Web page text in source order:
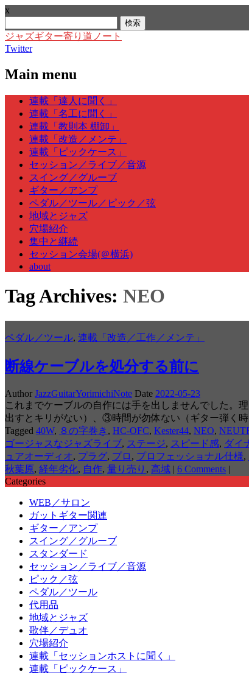
x
索:
ジャズギター寄り道ノート
Twitter
Main menu
Skip
content
連載「達人に聞く」
連載「名工に聞く」
連載「教則本 棚卸」
連載「改造／メンテ」
連載「ピックケース」
セッション／ライブ／音源
スイング／グルーブ
ギター／アンプ
ペダル／ツール／ピック／弦
地域とジャズ
穴場紹介
集中と継続
セッション会場(＠横浜)
about
Tag Archives: NEO
ペダル／ツール, 連載「改造／工作／メンテ」
断線ケーブルを処分する前に
Author JazzGuitarYorimichiNote Date 2022-05-23
これまでケーブルの自作には手を出しませんでした。
出すとキリがない）、③時間が勿体ない（ギター弾く時
Tagged 40W, ８の字巻き , HC-OFC, Kester44, NEO,
ゴージャスなジャズライブ, ステージ, スピード感, ダイ
ュアオーディオ, プラグ, プロ , プロフェッショナル仕様,
秋葉原, 経年劣化, 自作, 量り売り , 高域 | 6 Comments |
Categories
WEB／サロン
ガットギター関連
ギター／アンプ
スイング／グルーブ
スタンダード
セッション／ライブ／音源
ピック／弦
ペダル／ツール
代用品
地域とジャズ
歌伴／デュオ
穴場紹介
連載「セッションホストに聞く」
連載「ピックケース」